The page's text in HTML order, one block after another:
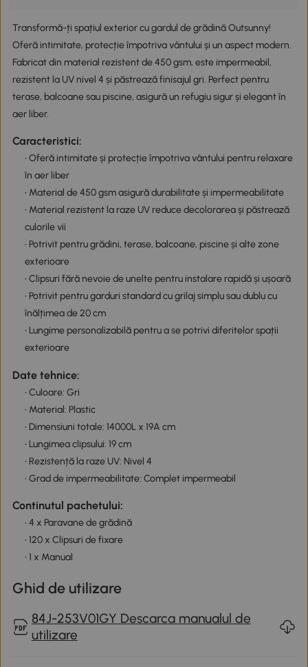
Transformă-ți spațiul exterior cu gardul de grădină Outsunny!
Oferă intimitate, protecție împotriva vântului și un aspect modern.
Fabricat din material rezistent de 450 gsm, este impermeabil,
rezistent la UV nivel 4 și păstrează finisajul gri. Perfect pentru
terase, balcoane sau piscine, asigură un refugiu sigur și elegant în
aer liber.
Caracteristici:
• Oferă intimitate și protecție împotriva vântului pentru relaxare
în aer liber
• Material de 450 gsm asigură durabilitate și impermeabilitate
• Material rezistent la raze UV reduce decolorarea și păstrează
culorile vii
• Potrivit pentru grădini, terase, balcoane, piscine și alte zone
exterioare
• Clipsuri fără nevoie de unelte pentru instalare rapidă și ușoară
• Potrivit pentru garduri standard cu grilaj simplu sau dublu cu
înălțimea de 20 cm
• Lungime personalizabilă pentru a se potrivi diferitelor spații
exterioare
Date tehnice:
• Culoare: Gri
• Material: Plastic
• Dimensiuni totale: 14000L x 19A cm
• Lungimea clipsului: 19 cm
• Rezistență la raze UV: Nivel 4
• Grad de impermeabilitate: Complet impermeabil
Continutul pachetului:
• 4 x Paravane de grădină
• 120 x Clipsuri de fixare
• 1 x Manual
Ghid de utilizare
84J-253V01GY Descarca manualul de
utilizare